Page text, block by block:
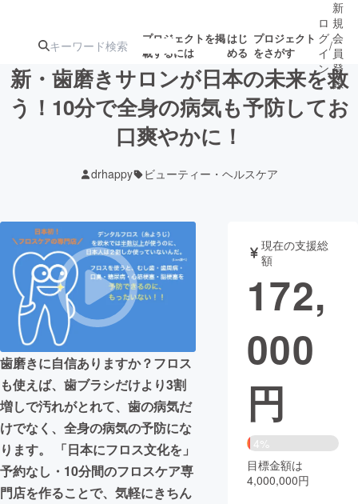
プロジェクトを掲
載するには
はじ
める
プロジェクト
をさがす
注目の新着プロ募集終了が近いプ
テクノロジー・ガジェット
映像・映画 書籍・雑誌
チャレンジ
まちづくり・地域活性化
CAMPFIRE for Social Good
CAMPFIRE Creation
CAMPFIREふるさと納税machi-ya コミュニティ
ロ
グ
イ
ン
/
新
規
会
員
登
録
新・歯磨きサロンが日本の未来を救
う！10分で全身の病気も予防してお
口爽やかに！
drhappy ビューティー・ヘルスケア
歯磨きに自信ありますか？フロス
も使えば、歯ブラシだけより3割
増しで汚れがとれて、歯の病気だ
けでなく、全身の病気の予防にな
ります。 「日本にフロス文化を」
予約なし・10分間のフロスケア専
門店を作ることで、気軽にきちん
現在の支援総
額
172,
000
円
4%
目標金額は
4,000,000円